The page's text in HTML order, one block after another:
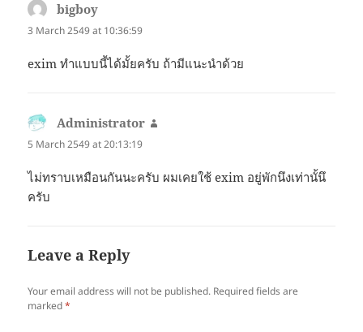
bigboy
3 March 2549 at 10:36:59
exim ทำแบบนี้ได้มั้ยครับ ถ้ามีแนะนำด้วย
Administrator
5 March 2549 at 20:13:19
ไม่ทราบเหมือนกันนะครับ ผมเคยใช้ exim อยู่พักนึงเท่านั้นึ
ครับ
Leave a Reply
Your email address will not be published. Required fields are
marked*